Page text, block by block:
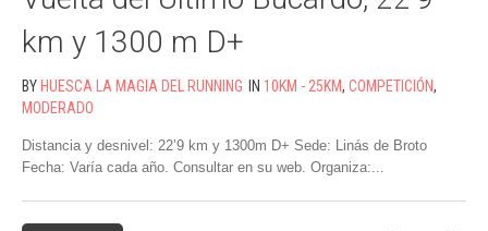
km y 1300 m D+
BY HUESCA LA MAGIA DEL RUNNING IN 10KM - 25KM, COMPETICIÓN,
MODERADO
Distancia y desnivel: 22’9 km y 1300m D+ Sede: Linás de Broto
Fecha: Varía cada año. Consultar en su web. Organiza:...